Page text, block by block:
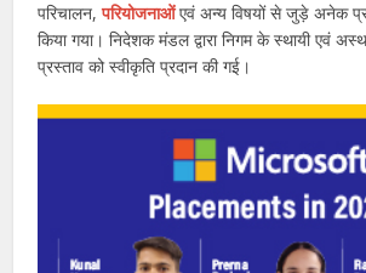
परिचालन,परियोजनाओंएवं अन्य विषयों से जुड़े अनेक
किया गया। निदेशक मंडल द्वारा निगम के स्थायी एवं
प्रस्ताव को स्वीकृति प्रदान की गई।